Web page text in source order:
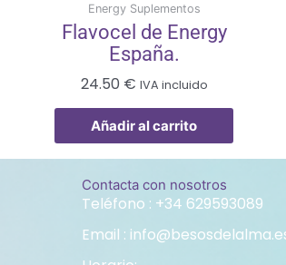
Energy Suplementos
Flavocel de Energy
España.
24.50 € IVA incluido
Añadir al carrito
Contacta con nosotros
Teléfono : +34 629593089
Email :